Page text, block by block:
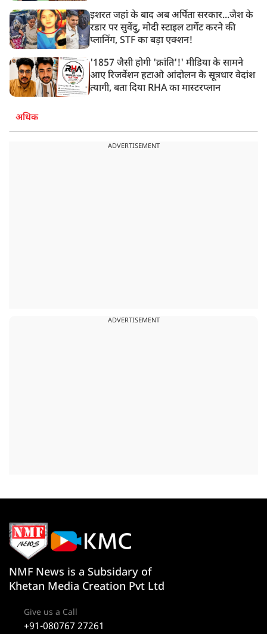
इशरत जहां के बाद अब अर्पिता सरकार...जैश के
रडार पर सुवेंदु, मोदी स्टाइल टार्गेट करने की
प्लानिंग, STF का बड़ा एक्शन!
'1857 जैसी होगी 'क्रांति'!' मीडिया के सामने
आए रिजर्वेशन हटाओ आंदोलन के सूत्रधार वेदांश
त्यागी, बता दिया RHA का मास्टरप्लान
अधिक
ADVERTISEMENT
ADVERTISEMENT
NMF News is a Subsidary of
Khetan Media Creation Pvt Ltd
Give us a Call
+91-080767 27261